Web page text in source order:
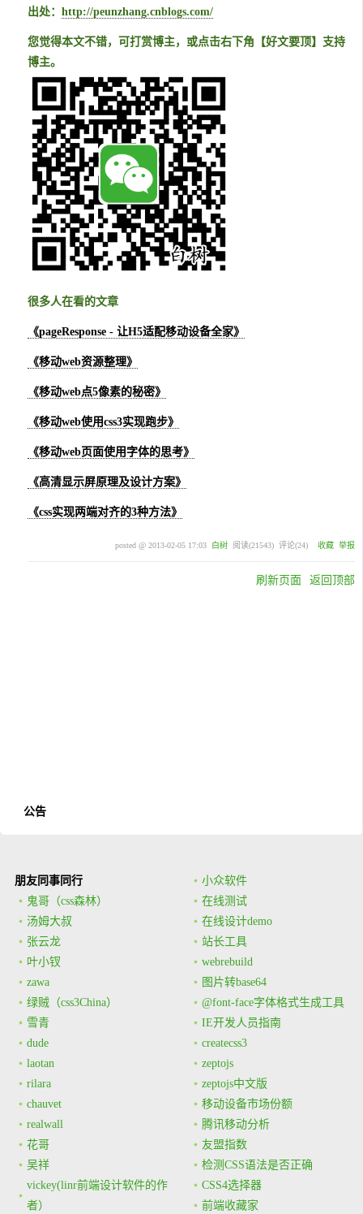
出处： http://peunzhang.cnblogs.com/
您觉得本文不错，可打赏博主，或点击右下角【好文要顶】支持
博主。
很多人在看的文章
《pageResponse - 让H5适配移动设备全家》
《移动web资源整理》
《移动web点5像素的秘密》
《移动web使用css3实现跑步》
《移动web页面使用字体的思考》
《高清显示屏原理及设计方案》
《css实现两端对齐的3种方法》
posted @ 2013-02-05 17:03 白树 阅读(21543) 评论(24) 收藏 举报
刷新页面 返回顶部
公告
朋友同事同行
鬼哥（css森林）
汤姆大叔
张云龙
叶小钗
zawa
绿贼（css3China）
雪青
dude
laotan
rilara
chauvet
realwall
花哥
吴祥
vickey(linr前端设计软件的作
者）
小众软件
在线测试
在线设计demo
站长工具
webrebuild
图片转base64
@font-face字体格式生成工具
IE开发人员指南
createcss3
zeptojs
zeptojs中文版
移动设备市场份额
腾讯移动分析
友盟指数
检测CSS语法是否正确
CSS4选择器
前端收藏家